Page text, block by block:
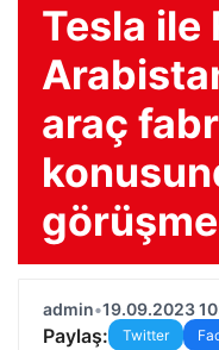
Tesla ile
araç
admin•19.09.2023
Paylaş: Twitter